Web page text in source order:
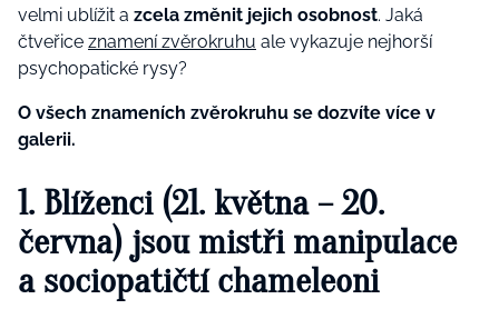
velmi ublížit a zcela změnit jejich osobnost. Jaká
čtveřice znamení zvěrokruhu ale vykazuje nejhorší
psychopatické rysy?
O všech znameních zvěrokruhu se dozvíte více v
galerii.
1. Blíženci (21. května – 20.
června) jsou mistři manipulace
a sociopatičtí chameleoni